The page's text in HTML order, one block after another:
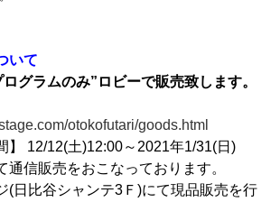
いて
グラムのみ”ロビーで販売致します。
otokofutari/goods.html
】 12/12(土)12:00～2021年1/31(日)
通信販売をおこなっております。
(日比谷シャンテ3Ｆ)にて現品販売を行